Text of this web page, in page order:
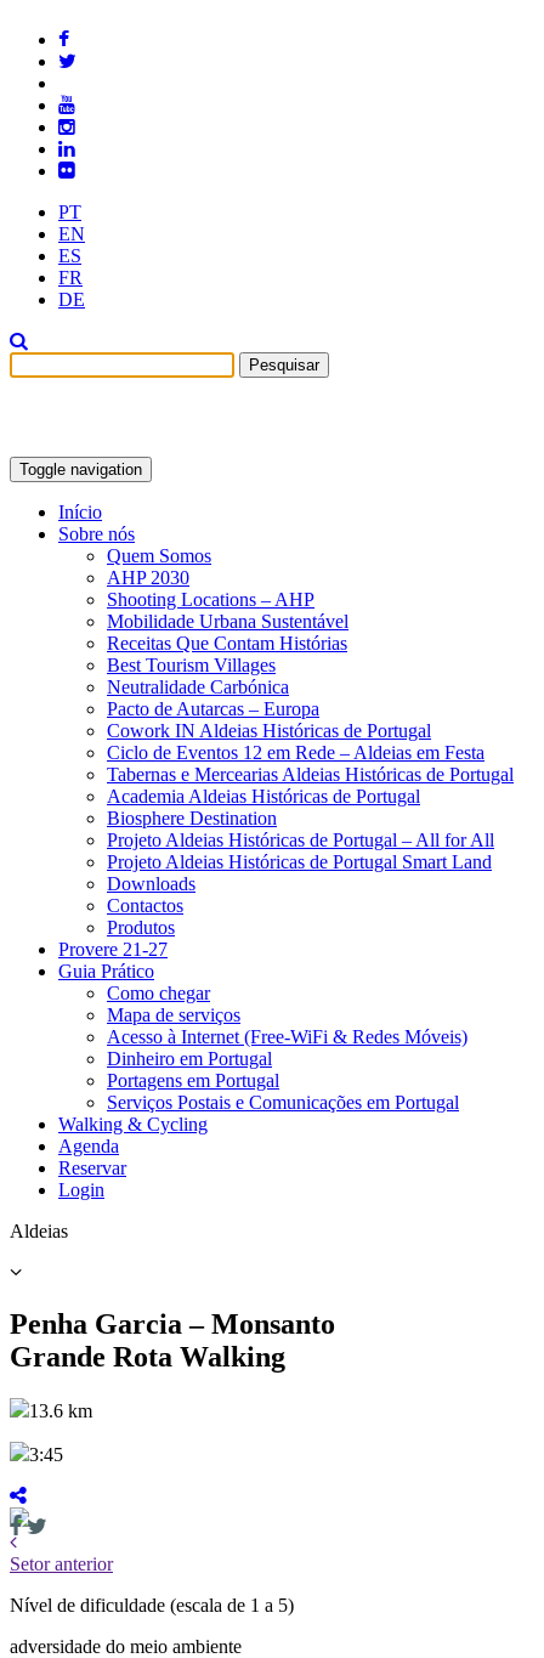
PT
EN
ES
FR
DE
Toggle navigation
Início
Sobre nós
Quem Somos
AHP 2030
Shooting Locations – AHP
Mobilidade Urbana Sustentável
Receitas Que Contam Histórias
Best Tourism Villages
Neutralidade Carbónica
Pacto de Autarcas – Europa
Cowork IN Aldeias Históricas de Portugal
Ciclo de Eventos 12 em Rede – Aldeias em Festa
Tabernas e Mercearias Aldeias Históricas de Portugal
Academia Aldeias Históricas de Portugal
Biosphere Destination
Projeto Aldeias Históricas de Portugal – All for All
Projeto Aldeias Históricas de Portugal Smart Land
Downloads
Contactos
Produtos
Provere 21-27
Guia Prático
Como chegar
Mapa de serviços
Acesso à Internet (Free-WiFi & Redes Móveis)
Dinheiro em Portugal
Portagens em Portugal
Serviços Postais e Comunicações em Portugal
Walking & Cycling
Agenda
Reservar
Login
Aldeias
Penha Garcia – Monsanto
Grande Rota Walking
13.6 km
3:45
Setor anterior
Nível de dificuldade (escala de 1 a 5)
adversidade do meio ambiente